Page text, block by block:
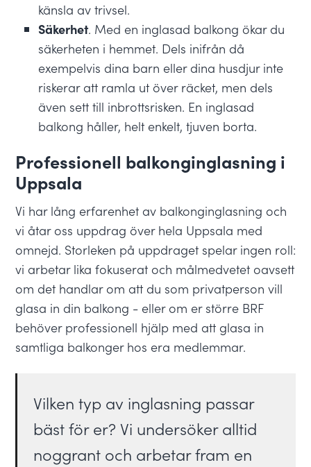
känsla av trivsel.
Säkerhet. Med en inglasad balkong ökar du
säkerheten i hemmet. Dels inifrån då
exempelvis dina barn eller dina husdjur inte
riskerar att ramla ut över räcket, men dels
även sett till inbrottsrisken. En inglasad
balkong håller, helt enkelt, tjuven borta.
Professionell balkonginglasning i
Uppsala
Vi har lång erfarenhet av balkonginglasning och
vi åtar oss uppdrag över hela Uppsala med
omnejd. Storleken på uppdraget spelar ingen roll:
vi arbetar lika fokuserat och målmedvetet oavsett
om det handlar om att du som privatperson vill
glasa in din balkong - eller om er större BRF
behöver professionell hjälp med att glasa in
samtliga balkonger hos era medlemmar.
Vilken typ av inglasning passar
bäst för er? Vi undersöker alltid
noggrant och arbetar fram en